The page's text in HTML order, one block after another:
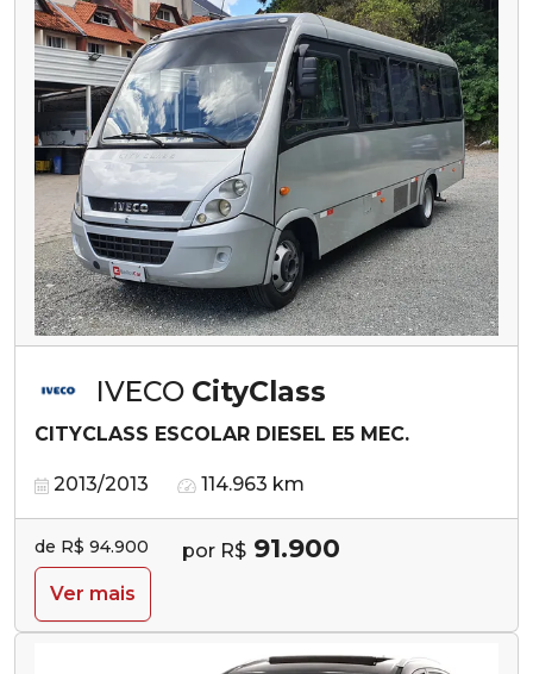
IVECO CityClass
CITYCLASS ESCOLAR DIESEL E5 MEC.
2013/2013 114.963 km
de R$ 94.900 por R$ 91.900
Ver mais